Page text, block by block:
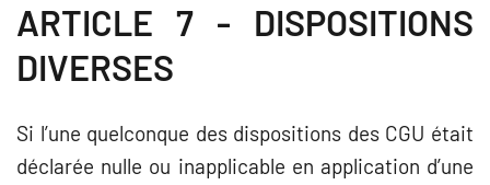
ARTICLE 7 - DISPOSITIONS
DIVERSES
Si l’une quelconque des dispositions des CGU était
déclarée nulle ou inapplicable en application d’une